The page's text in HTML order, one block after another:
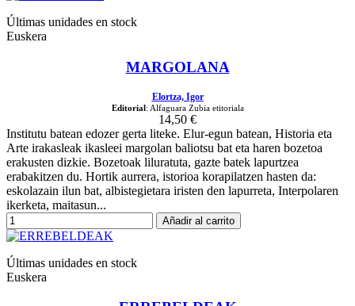
Últimas unidades en stock
Euskera
MARGOLANA
Elortza, Igor
Editorial: Alfaguara Zubia etitoriala
14,50 €
Institutu batean edozer gerta liteke. Elur-egun batean, Historia eta
Arte irakasleak ikasleei margolan baliotsu bat eta haren bozetoa
erakusten dizkie. Bozetoak liluratuta, gazte batek lapurtzea
erabakitzen du. Hortik aurrera, istorioa korapilatzen hasten da:
eskolazain ilun bat, albistegietara iristen den lapurreta, Interpolaren
ikerketa, maitasun...
Añadir al carrito
Últimas unidades en stock
Euskera